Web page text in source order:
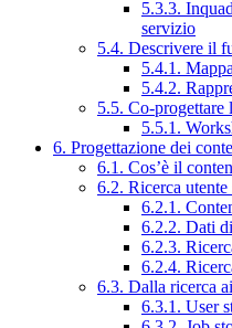
5.3.3.
servizio
5.4. Descrivere il
5.4.1.
5.4.2.
5.5. Co-progettare
5.5.1.
6. Progettazione dei
6.1. Cos’è il
6.2. Ricerca
6.2.1.
6.2.2. Dati
6.2.3.
6.2.4.
6.3. Dalla ricerca
6.3.1. User